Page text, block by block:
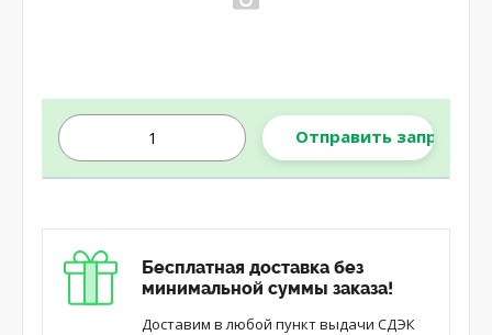
Отправить запрос
Бесплатная доставка без
минимальной суммы заказа!
Доставим в любой пункт выдачи СДЭК